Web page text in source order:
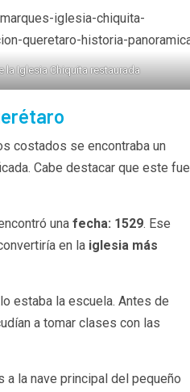
la Iglesia Chiquita restaurada
costados se encontraba un
Cabe destacar que este fue
una fecha: 1529. Ese
en la iglesia más
estaba la escuela. Antes de
a tomar clases con las
la nave principal del pequeño